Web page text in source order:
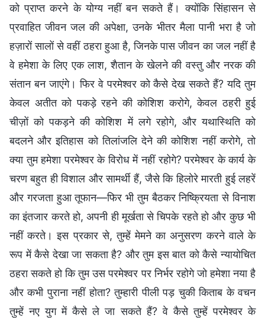
को प्राप्त करने के योग्य नहीं बन सकते हैं। क्योंकि सिंहासन से
प्रवाहित जीवन जल की अपेक्षा, उनके भीतर मैला पानी भरा है जो
हज़ारों सालों से वहीं ठहरा हुआ है, जिनके पास जीवन का जल नहीं है
वे हमेशा के लिए एक लाश, शैतान के खेलने की वस्तु और नरक की
संतान बन जाएंगे। फिर वे परमेश्वर को कैसे देख सकते हैं? यदि तुम
केवल अतीत को पकड़े रहने की कोशिश करोगे, केवल ठहरी हुई
चीज़ों को पकड़ने की कोशिश में लगे रहोगे, और यथास्थिति को
बदलने और इतिहास को तिलांजलि देने की कोशिश नहीं करोगे, तो
क्या तुम हमेशा परमेश्वर के विरोध में नहीं रहोगे? परमेश्वर के कार्य के
चरण बहुत ही विशाल और सामर्थी हैं, जैसे कि हिलोरे मारती हुई लहरें
और गरजता हुआ तूफान—फिर भी तुम बैठकर निष्क्रियता से विनाश
का इंतजार करते हो, अपनी ही मूर्खता से चिपके रहते हो और कुछ भी
नहीं करते। इस प्रकार से, तुम्हें मेमने का अनुसरण करने वाले के
रूप में कैसे देखा जा सकता है? और तुम इस बात को कैसे न्यायोचित
ठहरा सकते हो कि तुम उस परमेश्वर पर निर्भर रहोगे जो हमेशा नया है
और कभी पुराना नहीं होता? तुम्हारी पीली पड़ चुकी किताब के वचन
तुम्हें नए युग में कैसे ले जा सकते हैं? वे कैसे तुम्हें परमेश्वर के